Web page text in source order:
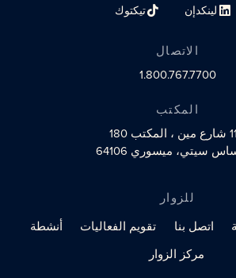
لينكدإن
رابط الملف الشخصي على مواقع التواصل الاجتماعي
تيكتوك
رابط الملف الشخصي على مواقع
الاتصال
1.800.767.7700
المكتب
، المكتب 180
سيتي، ميسوري 64106
للزوار
اتصل بنا تقويم الفعاليات
أنشطة
مركز الزوار